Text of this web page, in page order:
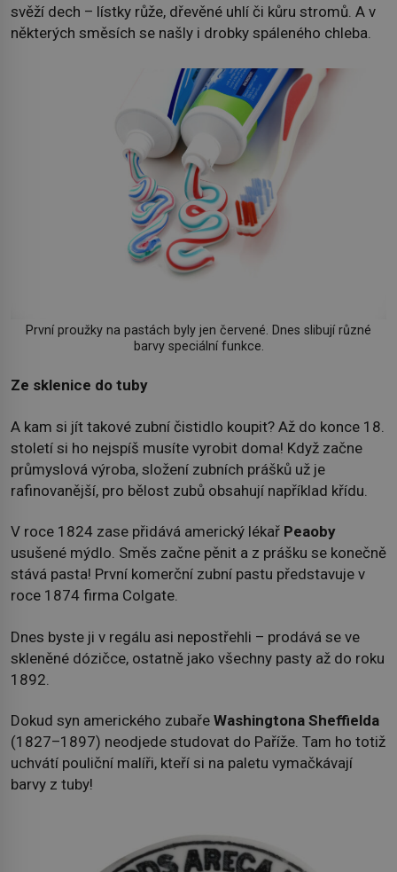
svěží dech – lístky růže, dřevěné uhlí či kůru stromů. A v
některých směsích se našly i drobky spáleného chleba.
První proužky na pastách byly jen červené. Dnes slibují různé
barvy speciální funkce.
Ze sklenice do tuby
A kam si jít takové zubní čistidlo koupit? Až do konce 18.
století si ho nejspíš musíte vyrobit doma! Když začne
průmyslová výroba, složení zubních prášků už je
rafinovanější, pro bělost zubů obsahují například křídu.
V roce 1824 zase přidává americký lékař Peaoby
usušené mýdlo. Směs začne pěnit a z prášku se konečně
stává pasta! První komerční zubní pastu představuje v
roce 1874 firma Colgate.
Dnes byste ji v regálu asi nepostřehli – prodává se ve
skleněné dózičce, ostatně jako všechny pasty až do roku
1892.
Dokud syn amerického zubaře Washingtona Sheffielda
(1827–1897) neodjede studovat do Paříže. Tam ho totiž
uchvátí pouliční malíři, kteří si na paletu vymačkávají
barvy z tuby!